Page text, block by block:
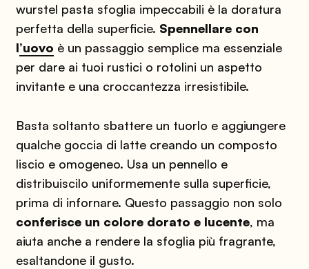
wurstel pasta sfoglia impeccabili è la doratura
perfetta della superficie. Spennellare con
l’uovo è un passaggio semplice ma essenziale
per dare ai tuoi rustici o rotolini un aspetto
invitante e una croccantezza irresistibile.
Basta soltanto sbattere un tuorlo e aggiungere
qualche goccia di latte creando un composto
liscio e omogeneo. Usa un pennello e
distribuiscilo uniformemente sulla superficie,
prima di infornare. Questo passaggio non solo
conferisce un colore dorato e lucente, ma
aiuta anche a rendere la sfoglia più fragrante,
esaltandone il gusto.